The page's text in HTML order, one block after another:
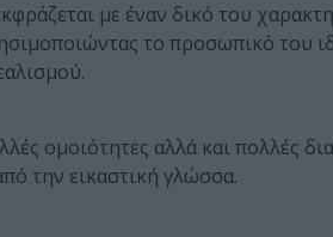
με έναν δικό του
το προσωπικό του
ομοιότητες αλλά και πολλές
την εικαστική γλώσσα.